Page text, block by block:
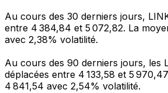
Au cours des 30 derniers jours,
entre 4 384,84 et 5 072,82. La
avec 2,38% volatilité.
Au cours des 90 derniers jours, les
déplacées entre 4 133,58 et 5
4 841,54 avec 2,54% volatilité.